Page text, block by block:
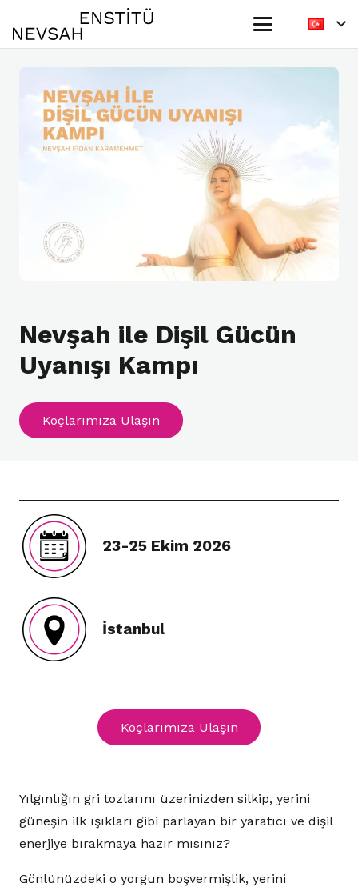
Nevşah ile Dişil Gücün
Uyanışı Kampı
Koçlarımıza Ulaşın
23-25 Ekim 2026
İstanbul
Koçlarımıza Ulaşın
Yılgınlığın gri tozlarını üzerinizden silkip, yerini
güneşin ilk ışıkları gibi parlayan bir yaratıcı ve dişil
enerjiye bırakmaya hazır mısınız?
Gönlünüzdeki o yorgun boşvermişlik, yerini